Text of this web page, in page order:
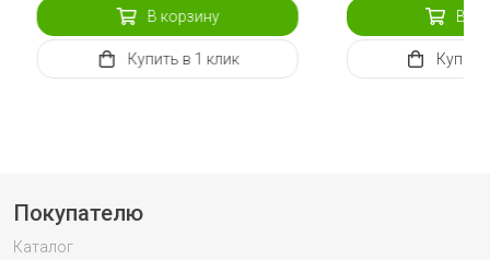
В корзину
Купить в 1 клик
В
Купить
Покупателю
Каталог